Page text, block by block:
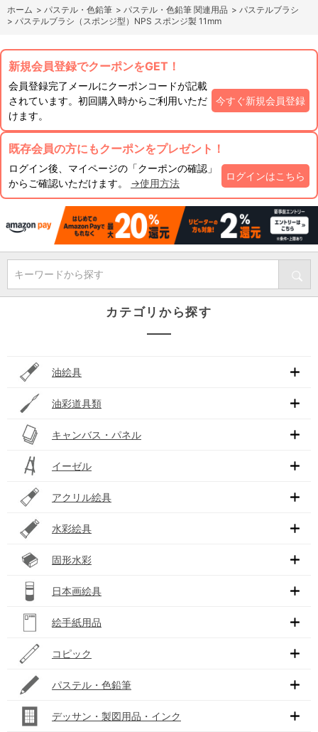
ホーム > パステル・色鉛筆 > パステル・色鉛筆 関連用品 > パステルブラシ
> パステルブラシ（スポンジ型）NPS スポンジ製 11mm
新規会員登録でクーポンをGET！
会員登録完了メールにクーポンコードが記載
されています。初回購入時からご利用いただ
けます。
今すぐ新規会員登録
既存会員の方にもクーポンをプレゼント！
ログイン後、マイページの「クーポンの確認」
からご確認いただけます。 →使用方法
ログインはこちら
キーワードから探す
カテゴリから探す
油絵具
油彩道具類
キャンバス・パネル
イーゼル
アクリル絵具
水彩絵具
固形水彩
日本画絵具
絵手紙用品
コピック
パステル・色鉛筆
デッサン・製図用品・インク